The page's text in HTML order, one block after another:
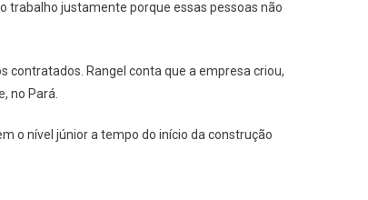
trabalho justamente porque essas pessoas não
contratados. Rangel conta que a empresa criou,
no Pará.
o nível júnior a tempo do início da construção